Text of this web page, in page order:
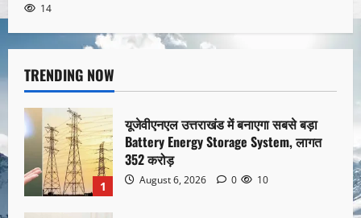
14
TRENDING NOW
1
यूजेवीएनएल उत्तराखंड में बनाएगा सबसे बड़ा
Battery Energy Storage System, लागत
352 करोड़
August 6, 2026 0 10